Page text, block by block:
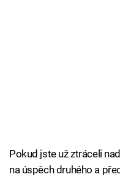
Pokud jste už ztráceli
na úspěch druhého a